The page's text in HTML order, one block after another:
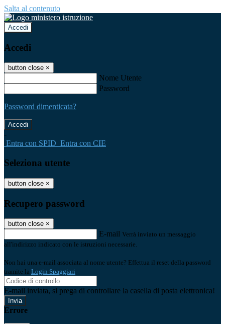
Salta al contenuto
Accedi
Accedi
button close ×
Nome Utente
Password
Password dimenticata?
-
Entra con SPID Entra con CIE
Seleziona utente
button close ×
Recupero password
button close ×
E-mail Verrà inviato un messaggio
all'indirizzo indicato con le istruzioni necessarie.
Non hai una e-mail associata al nome utente? Effettua il reset della password
tramite la Login Spaggiari
E-mail inviata, si prega di controllare la casella di posta elettronica!
Errore